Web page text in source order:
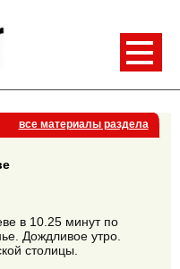
все материалы раздела
в 10.25 минут по
Дождливое утро.
столицы.